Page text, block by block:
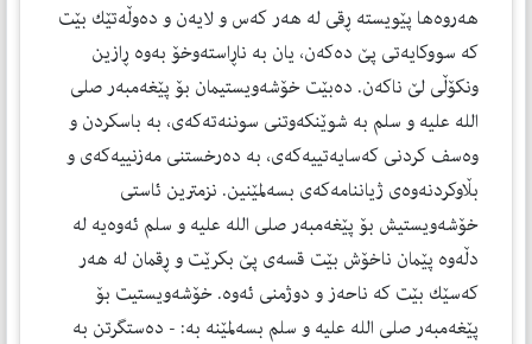
هەروەها پێویستە ڕقی لە هەر كەس و لایەن و دەوڵەتێك بێت
كە سووكایەتی پێ دەكەن، یان بە ناڕاستەوخۆ بەوە ڕازین
ونكۆڵی لێ ناكەن. دەبێت خۆشەویستیمان بۆ پێغەمبەر صلی
الله علیه و سلم بە شوێنكەوتنی سوننەتەكەی، بە باسكردن و
وەسف كردنی كەسایەتییەكەی، بە دەرخستنی مەزنییەكەی و
بڵاوكردنەوەی ژیاننامەكەی بسەلمێنین. نزمترین ئاستی
خۆشەویستیش بۆ پێغەمبەر صلی الله علیه و سلم ئەوەیە لە
دڵەوە پێمان ناخۆش بێت قسەی پێ بكرێت و ڕقمان لە هەر
كەسێك بێت كە ناحەز و دوژمنی ئەوە. خۆشەویستیت بۆ
پێغەمبەر صلی الله علیه و سلم بسەلمێنە بە: - دەستگرتن بە